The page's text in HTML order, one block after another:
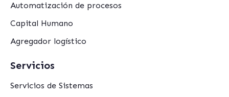
Automatización de procesos
Capital Humano
Agregador logístico
Servicios
Servicios de Sistemas